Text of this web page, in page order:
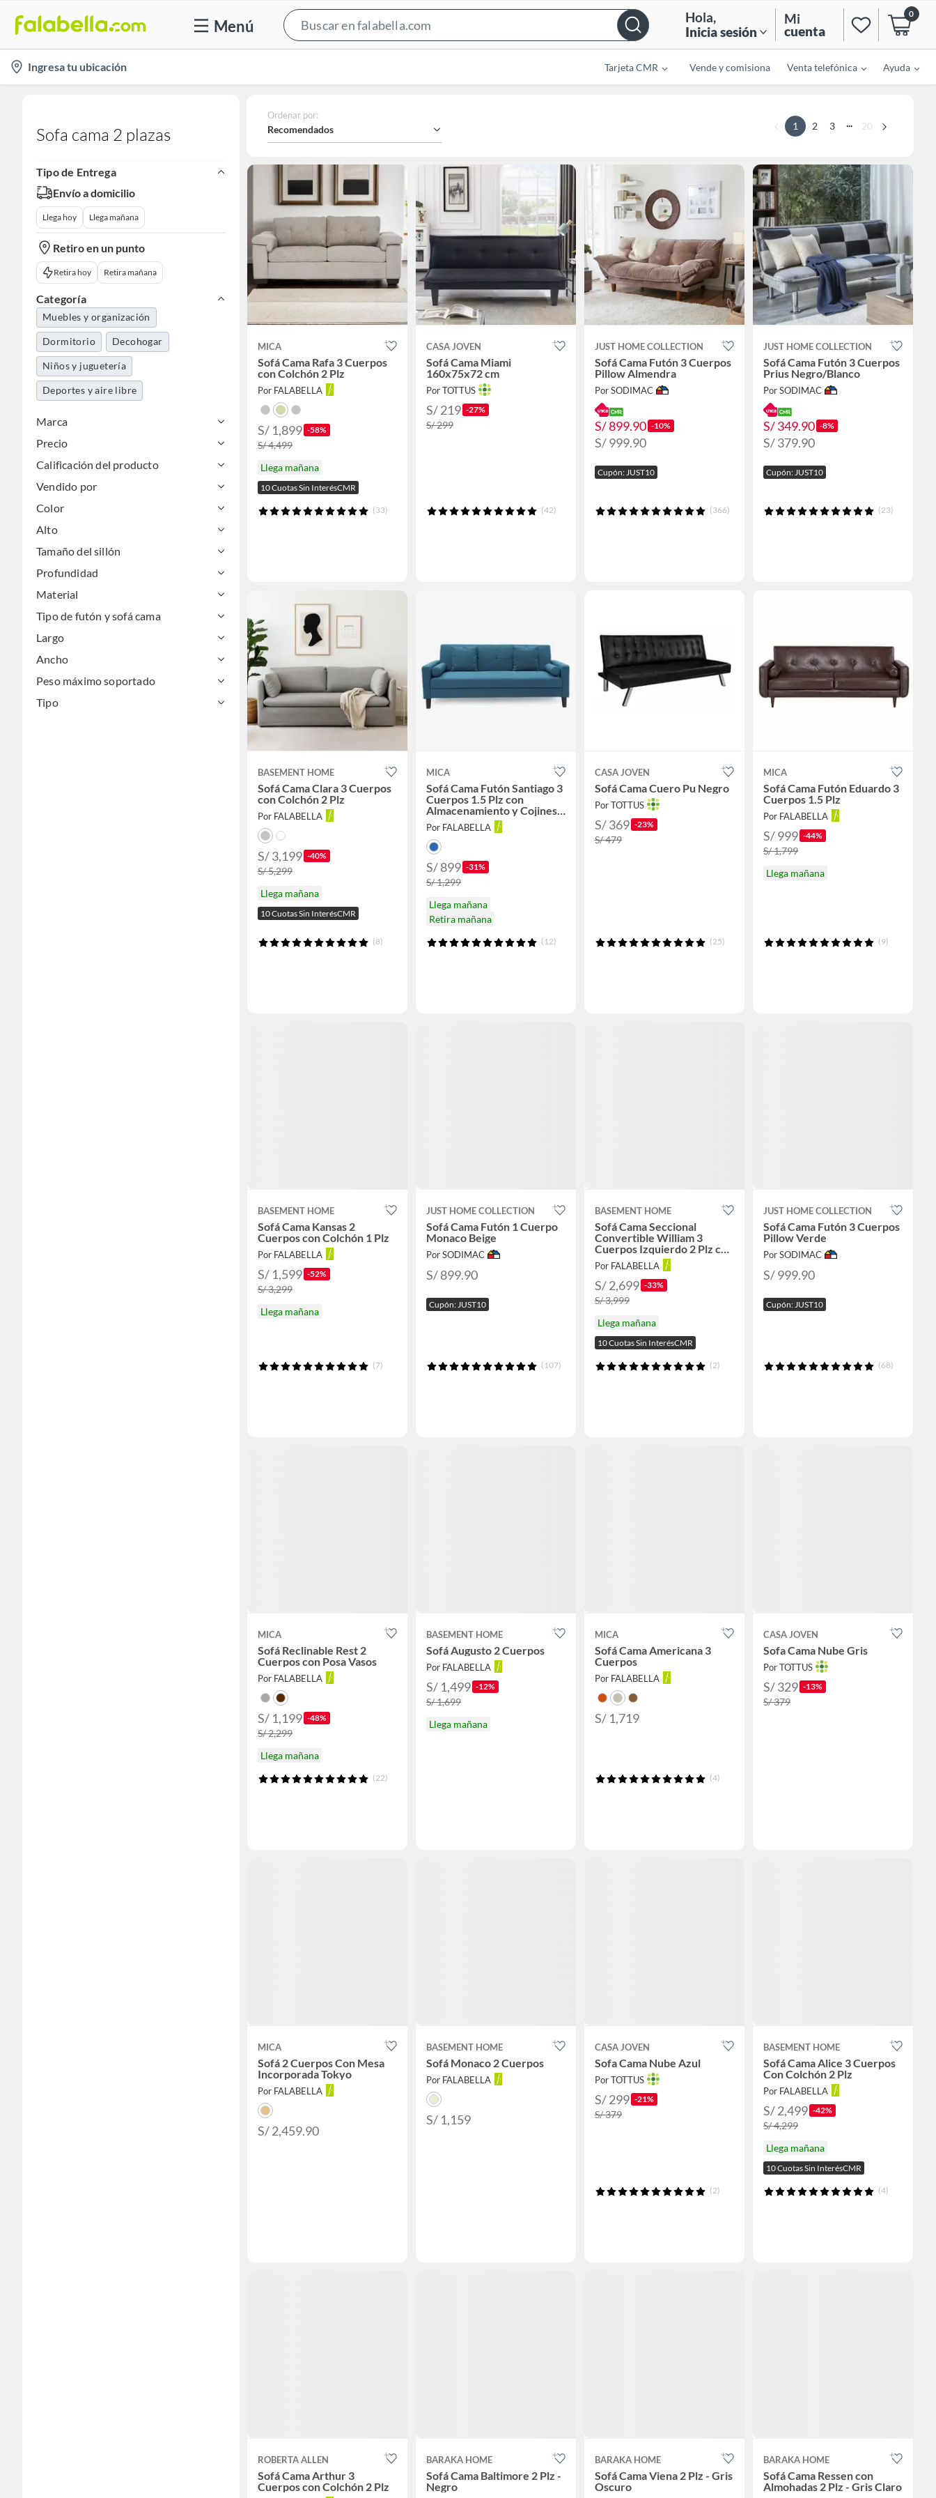
Menú
Bar
Hola,
Inicia sesión
Mi
cuenta
0
location-
icon
Ingresa tu ubicación Tarjeta CMR Vende y comisiona Venta telefónica Ayuda
Sofa cama 2 plazas
Tipo de Entrega
Envío a domicilio
Llega hoy Llega mañana
Retiro en un punto
Retira hoy Retira mañana
Categoría
Muebles y organización
Dormitorio Decohogar
Niños y juguetería
Deportes y aire libre
Marca
Precio
Calificación del producto
Vendido por
Color
Alto
Tamaño del sillón
Profundidad
Material
Tipo de futón y sofá cama
Largo
Ancho
Peso máximo soportado
Tipo
Ordenar por:
Recomendados 1 2 3 ... 20
MICA
Sofá Cama Rafa 3 Cuerpos
con Colchón 2 Plz
Por FALABELLA
S/ 1,899 -58%
S/ 4,499
Llega mañana
10 Cuotas Sin InterésCMR
(33)
CASA JOVEN
Sofá Cama Miami
160x75x72 cm
Por TOTTUS
S/ 219 -27%
S/ 299
(42)
JUST HOME COLLECTION
Sofá Cama Futón 3 Cuerpos
Pillow Almendra
Por SODIMAC
S/ 899.90 -10%
S/ 999.90
Cupón: JUST10
(366)
JUST HOME COLLECTION
Sofá Cama Futón 3 Cuerpos
Prius Negro/Blanco
Por SODIMAC
S/ 349.90 -8%
S/ 379.90
Cupón: JUST10
(23)
BASEMENT HOME
Sofá Cama Clara 3 Cuerpos
con Colchón 2 Plz
Por FALABELLA
S/ 3,199 -40%
S/ 5,299
Llega mañana
10 Cuotas Sin InterésCMR
(8)
MICA
Sofá Cama Futón Santiago 3
Cuerpos 1.5 Plz con
Almacenamiento y Cojines
Decorativos
Por FALABELLA
S/ 899 -31%
S/ 1,299
Llega mañana
Retira mañana
(12)
CASA JOVEN
Sofá Cama Cuero Pu Negro
Por TOTTUS
S/ 369 -23%
S/ 479
(25)
MICA
Sofá Cama Futón Eduardo 3
Cuerpos 1.5 Plz
Por FALABELLA
S/ 999 -44%
S/ 1,799
Llega mañana
(9)
BASEMENT HOME
Sofá Cama Kansas 2
Cuerpos con Colchón 1 Plz
Por FALABELLA
S/ 1,599 -52%
S/ 3,299
Llega mañana
(7)
JUST HOME COLLECTION
Sofá Cama Futón 1 Cuerpo
Monaco Beige
Por SODIMAC
S/ 899.90
Cupón: JUST10
(107)
BASEMENT HOME
Sofá Cama Seccional
Convertible William 3
Cuerpos Izquierdo 2 Plz con
Almacenamiento
Por FALABELLA
S/ 2,699 -33%
S/ 3,999
Llega mañana
10 Cuotas Sin InterésCMR
(2)
JUST HOME COLLECTION
Sofá Cama Futón 3 Cuerpos
Pillow Verde
Por SODIMAC
S/ 999.90
Cupón: JUST10
(68)
MICA
Sofá Reclinable Rest 2
Cuerpos con Posa Vasos
Por FALABELLA
S/ 1,199 -48%
S/ 2,299
Llega mañana
(22)
BASEMENT HOME
Sofá Augusto 2 Cuerpos
Por FALABELLA
S/ 1,499 -12%
S/ 1,699
Llega mañana
MICA
Sofá Cama Americana 3
Cuerpos
Por FALABELLA
S/ 1,719
(4)
CASA JOVEN
Sofa Cama Nube Gris
Por TOTTUS
S/ 329 -13%
S/ 379
MICA
Sofá 2 Cuerpos Con Mesa
Incorporada Tokyo
Por FALABELLA
S/ 2,459.90
BASEMENT HOME
Sofá Monaco 2 Cuerpos
Por FALABELLA
S/ 1,159
CASA JOVEN
Sofa Cama Nube Azul
Por TOTTUS
S/ 299 -21%
S/ 379
(2)
BASEMENT HOME
Sofá Cama Alice 3 Cuerpos
Con Colchón 2 Plz
Por FALABELLA
S/ 2,499 -42%
S/ 4,299
Llega mañana
10 Cuotas Sin InterésCMR
(4)
ROBERTA ALLEN
Sofá Cama Arthur 3
Cuerpos con Colchón 2 Plz
BARAKA HOME
Sofá Cama Baltimore 2 Plz -
Negro
BARAKA HOME
Sofá Cama Viena 2 Plz - Gris
Oscuro
BARAKA HOME
Sofá Cama Ressen con
Almohadas 2 Plz - Gris Claro